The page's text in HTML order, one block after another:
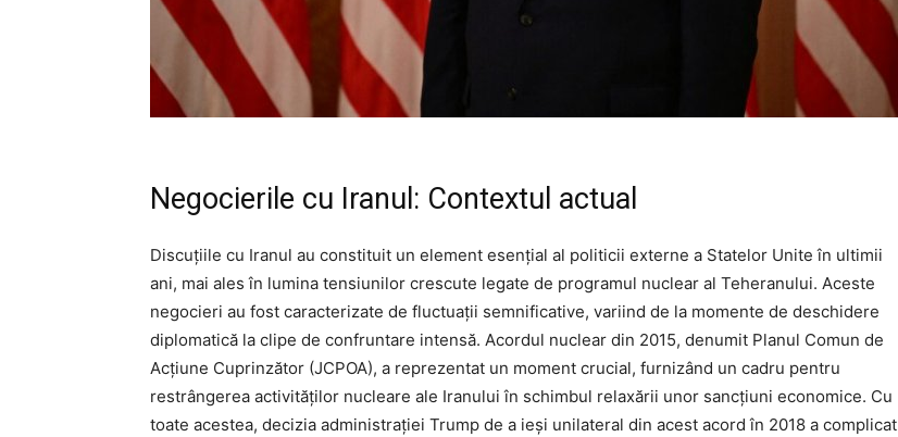
Negocierile cu Iranul: Contextul actual
Discuțiile cu Iranul au constituit un element esențial al politicii externe a Statelor Unite în ultimii
ani, mai ales în lumina tensiunilor crescute legate de programul nuclear al Teheranului. Aceste
negocieri au fost caracterizate de fluctuații semnificative, variind de la momente de deschidere
diplomatică la clipe de confruntare intensă. Acordul nuclear din 2015, denumit Planul Comun de
Acțiune Cuprinzător (JCPOA), a reprezentat un moment crucial, furnizând un cadru pentru
restrângerea activităților nucleare ale Iranului în schimbul relaxării unor sancțiuni economice. Cu
toate acestea, decizia administrației Trump de a ieși unilateral din acest acord în 2018 a complicat